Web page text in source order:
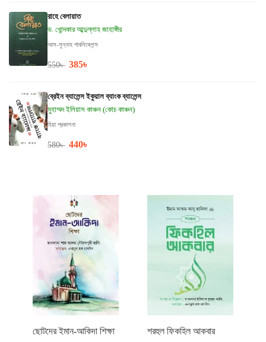
রাহে বেলায়াত
ড. খোন্দকার আব্দুল্লাহ জাহাঙ্গীর
আস-সুন্নাহ পাবলিকেশন্স
550৳ 385৳
ব্রেইন ব্যালেন্স ইকুয়াল ব্যাংক ব্যালেন্স
মুহাম্মদ ইলিয়াস কাঞ্চন (কোচ কাঞ্চন)
হিয়া প্রকাশনা
580৳ 440৳
ছোটদের ইমান-আকিদা শিক্ষা শরহুল ফিকহিল আকবার